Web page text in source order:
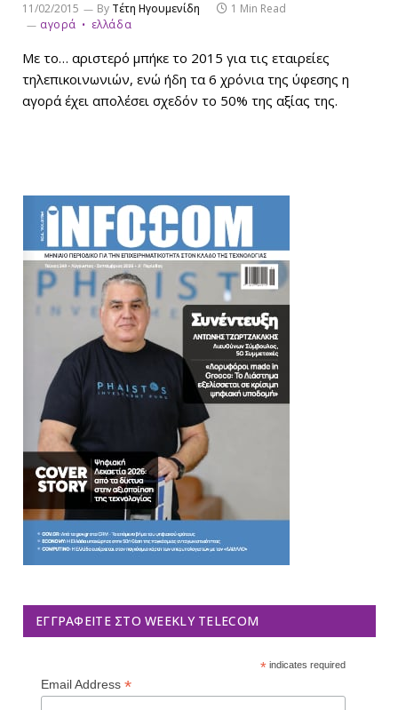
11/02/2015 By Τέτη Ηγουμενίδη
1 Min Read
αγορά
ελλάδα
Με το… αριστερό μπήκε το 2015 για τις εταιρείες
τηλεπικοινωνιών, ενώ ήδη τα 6 χρόνια της ύφεσης η
αγορά έχει απολέσει σχεδόν το 50% της αξίας της.
ΕΓΓΡΑΦΕΊΤΕ ΣΤΟ WEEKLY TELECOM
*indicates required
Email Address *